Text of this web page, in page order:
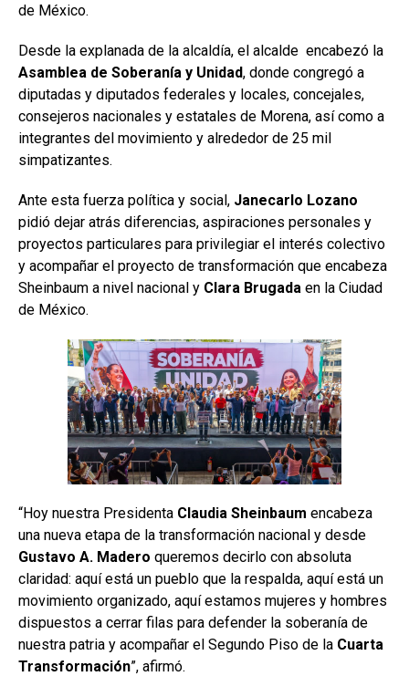
de México.
Desde la explanada de la alcaldía, el alcalde encabezó la
Asamblea de Soberanía y Unidad, donde congregó a
diputadas y diputados federales y locales, concejales,
consejeros nacionales y estatales de Morena, así como a
integrantes del movimiento y alrededor de 25 mil
simpatizantes.
Ante esta fuerza política y social, Janecarlo Lozano
pidió dejar atrás diferencias, aspiraciones personales y
proyectos particulares para privilegiar el interés colectivo
y acompañar el proyecto de transformación que encabeza
Sheinbaum a nivel nacional y Clara Brugada en la Ciudad
de México.
“Hoy nuestra Presidenta Claudia Sheinbaum encabeza
una nueva etapa de la transformación nacional y desde
Gustavo A. Madero queremos decirlo con absoluta
claridad: aquí está un pueblo que la respalda, aquí está un
movimiento organizado, aquí estamos mujeres y hombres
dispuestos a cerrar filas para defender la soberanía de
nuestra patria y acompañar el Segundo Piso de la Cuarta
Transformación”, afirmó.